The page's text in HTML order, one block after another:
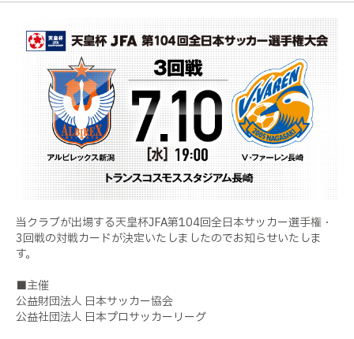
当クラブが出場する天皇杯JFA第104回全日本サッカー選手権・
3回戦の対戦カードが決定いたしましたのでお知らせいたしま
す。
■主催
公益財団法人 日本サッカー協会
公益社団法人 日本プロサッカーリーグ